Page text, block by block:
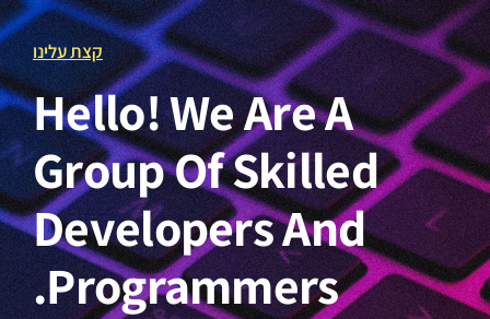
קצת עלינו
Hello! We Are A
Group Of Skilled
Developers And
Programmers.